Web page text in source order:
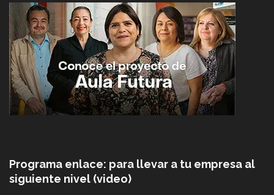
Programa enlace: para llevar a tu empresa al
siguiente nivel (video)